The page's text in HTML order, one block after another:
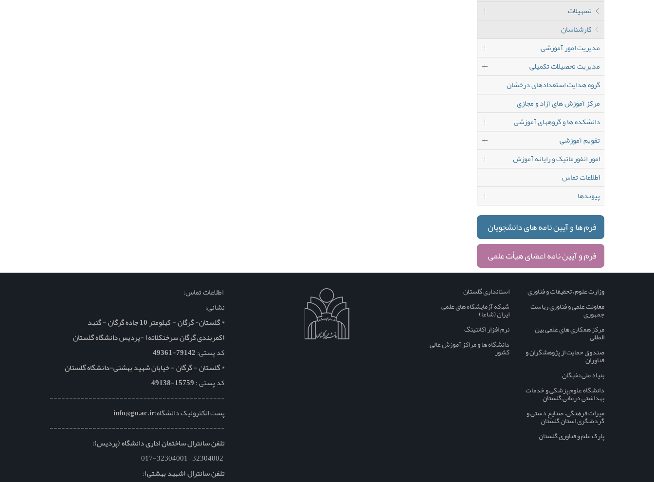
تسهیلات
کارشناسان
مدیریت امور آموزشی
مدیریت تحصیلات تکمیلی
گروه هدایت استعدادهای درخشان
مرکز آموزش های آزاد و مجازی
دانشکده ها و گروههای آموزشی
تقویم آموزشی
امور انفورماتیک و رایانه آموزش
اطلاعات تماس
پیوندها
فرم ها و آیین نامه های دانشجویان
فرم و آیین نامه اعضای هیأت علمی
وزارت علوم، تحقیقات و فناوری
معاونت علمی و فناوری ریاست
جمهوری
مرکز همکاری های علمی بین
المللی
صندوق حمایت از پژوهشگران و
فناوران
بنیاد ملی نخبگان
دانشگاه علوم پزشکی و خدمات
بهداشتی درمانی گلستان
میراث فرهنگی، صنایع دستی و
گردشگری استان گلستان
پارک علم و فناوری گلستان
استانداری گلستان
شبکه آزمایشگاه های علمی
ایران (شاعا)
نرم افزار اکانتینگ
دانشگاه ها و مراکز آموزش عالی
کشور
اطلاعات تماس:
نشانی:
* گلستان- گرگان - کیلومتر 10 جاده گرگان - گنبد
(کمربندی گرگان سرخنکلاته) -پردیس دانشگاه گلستان
کد پستی:79142-49361
* گلستان - گرگان - خیابان شهید بهشتی-دانشگاه گلستان
کد پستی :15759-49138
---------------------------------------------
پست الکترونیک دانشگاه:info@gu.ac.ir
---------------------------------------------
تلفن سانترال ساختمان اداری دانشگاه (پردیس):
تلفن سانترال (شهید بهشتی):